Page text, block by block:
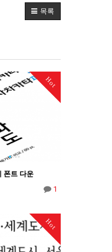
목록
Hot
폰트 다운
1
Hot